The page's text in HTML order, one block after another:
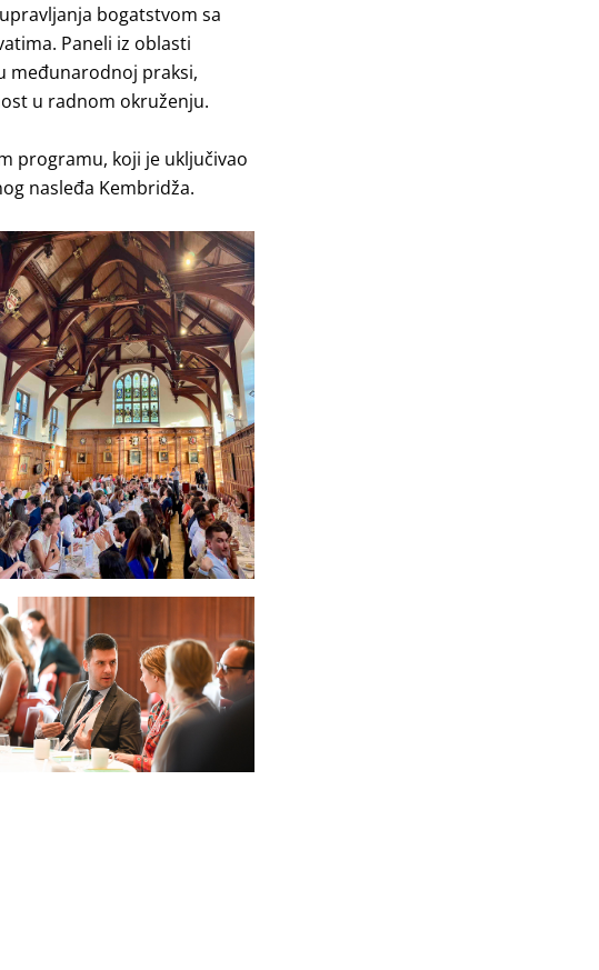
bogatstvom sa
Paneli iz oblasti
međunarodnoj praksi,
u radnom okruženju.
programu, koji je uključivao
nasleđa Kembridža.